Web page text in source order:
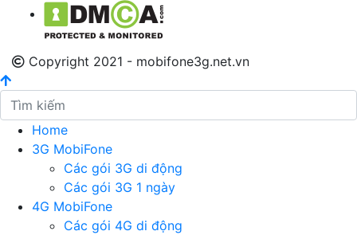
Copyright 2021 - mobifone3g.net.vn
Home
3G MobiFone
Các gói 3G di động
Các gói 3G 1 ngày
4G MobiFone
Các gói 4G di động